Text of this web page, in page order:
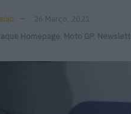
26 Março, 2021
Homepage Moto GP